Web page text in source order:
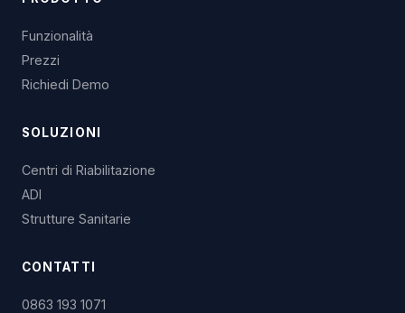
Funzionalità
Prezzi
Richiedi Demo
SOLUZIONI
Centri di Riabilitazione
ADI
Strutture Sanitarie
CONTATTI
0863 193 1071